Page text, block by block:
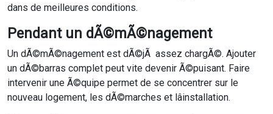
dans de meilleures conditions.
Pendant un dÃ©mÃ©nagement
Un dÃ©mÃ©nagement est dÃ©jÃ assez chargÃ©. Ajouter
un dÃ©barras complet peut vite devenir Ã©puisant. Faire
intervenir une Ã©quipe permet de se concentrer sur le
nouveau logement, les dÃ©marches et lâinstallation.